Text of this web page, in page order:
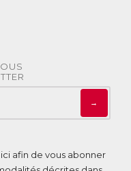
→
afin de vous abonner